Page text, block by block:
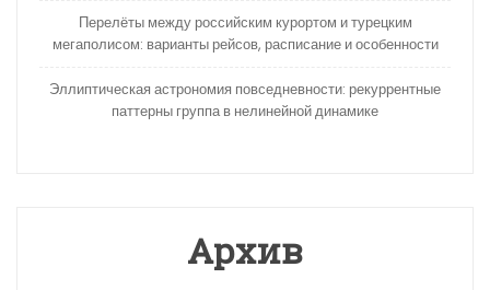
Перелёты между российским курортом и турецким
мегаполисом: варианты рейсов, расписание и особенности
Эллиптическая астрономия повседневности: рекуррентные
паттерны группа в нелинейной динамике
Архив